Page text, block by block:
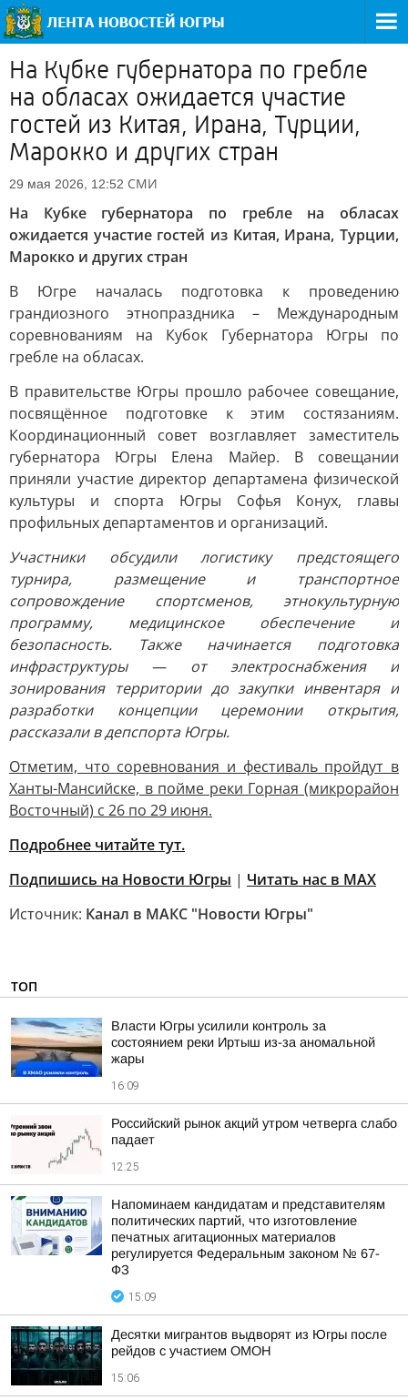
На Кубке губернатора по гребле
на обласах ожидается участие
гостей из Китая, Ирана, Турции,
Марокко и других стран
29 мая 2026, 12:52 СМИ
На Кубке губернатора по гребле на обласах
ожидается участие гостей из Китая, Ирана, Турции,
Марокко и других стран
В Югре началась подготовка к проведению
грандиозного этнопраздника – Международным
соревнованиям на Кубок Губернатора Югры по
гребле на обласах.
В правительстве Югры прошло рабочее совещание,
посвящённое подготовке к этим состязаниям.
Координационный совет возглавляет заместитель
губернатора Югры Елена Майер. В совещании
приняли участие директор департамена физической
культуры и спорта Югры Софья Конух, главы
профильных департаментов и организаций.
Участники обсудили логистику предстоящего
турнира, размещение и транспортное
сопровождение спортсменов, этнокультурную
программу, медицинское обеспечение и
безопасность. Также начинается подготовка
инфраструктуры — от электроснабжения и
зонирования территории до закупки инвентаря и
разработки концепции церемонии открытия,
рассказали в депспорта Югры.
Отметим, что соревнования и фестиваль пройдут в
Ханты-Мансийске, в пойме реки Горная (микрорайон
Восточный) с 26 по 29 июня.
Подробнее читайте тут.
Подпишись на Новости Югры | Читать нас в MAX
Источник: Канал в МАКС "Новости Югры"
ТОП
Власти Югры усилили контроль за
состоянием реки Иртыш из-за аномальной
жары
16:09
Российский рынок акций утром четверга слабо
падает
12:25
Напоминаем кандидатам и представителям
политических партий, что изготовление
печатных агитационных материалов
регулируется Федеральным законом № 67-
ФЗ
15:09
Десятки мигрантов выдворят из Югры после
рейдов с участием ОМОН
15:06